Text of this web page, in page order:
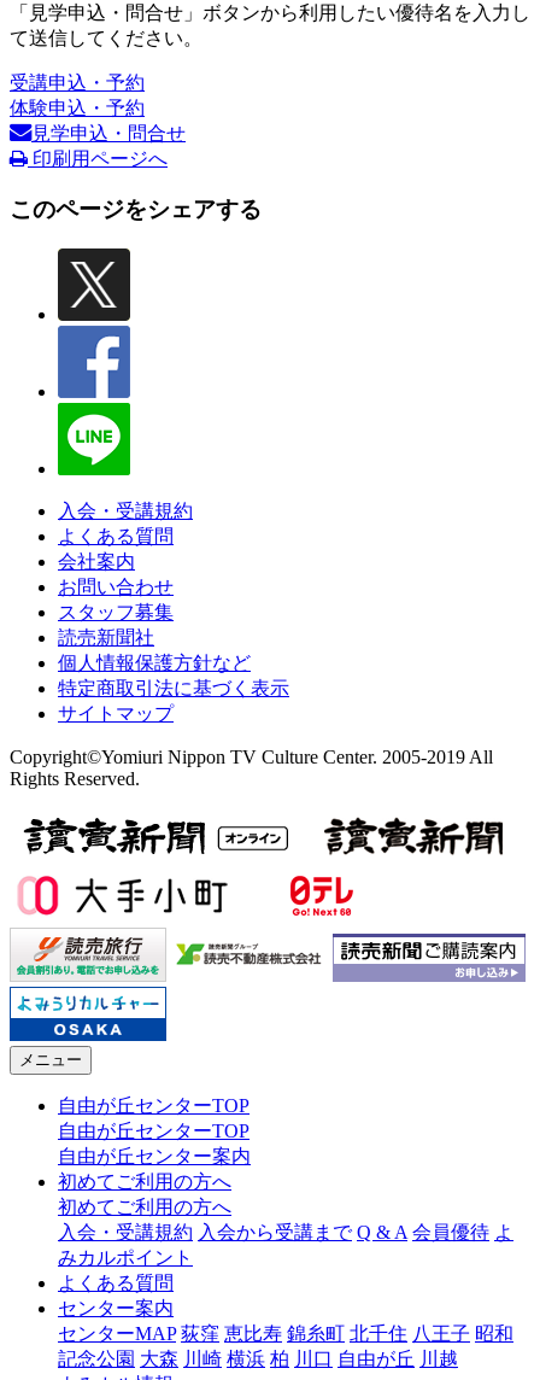
「見学申込・問合せ」ボタンから利用したい優待名を入力し
て送信してください。
受講申込・予約
体験申込・予約
見学申込・問合せ
印刷用ページへ
このページをシェアする
入会・受講規約
よくある質問
会社案内
お問い合わせ
スタッフ募集
読売新聞社
個人情報保護方針など
特定商取引法に基づく表示
サイトマップ
Copyright©Yomiuri Nippon TV Culture Center. 2005-2019 All
Rights Reserved.
メニュー
自由が丘センターTOP
自由が丘センターTOP
自由が丘センター案内
初めてご利用の方へ
初めてご利用の方へ
入会・受講規約 入会から受講まで Q & A 会員優待 よ
みカルポイント
よくある質問
センター案内
センターMAP 荻窪 恵比寿 錦糸町 北千住 八王子 昭和
記念公園 大森 川崎 横浜 柏 川口 自由が丘 川越